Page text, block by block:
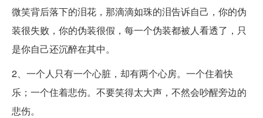
微笑背后落下的泪花，那滴滴如珠的泪告诉自己，你的伪
装很失败，你的伪装很假，每一个伪装都被人看透了，只
是你自己还沉醉在其中。
2、一个人只有一个心脏，却有两个心房。一个住着快
乐；一个住着悲伤。不要笑得太大声，不然会吵醒旁边的
悲伤。